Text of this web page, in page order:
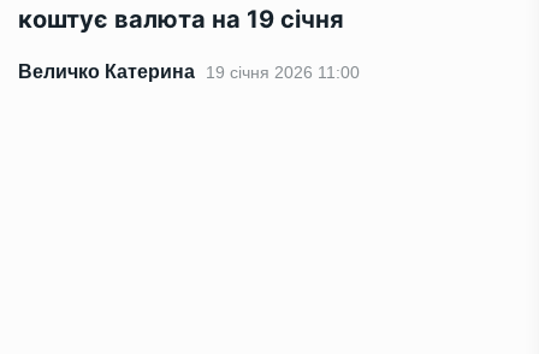
коштує валюта на 19 січня
Величко Катерина 19 січня 2026 11:00